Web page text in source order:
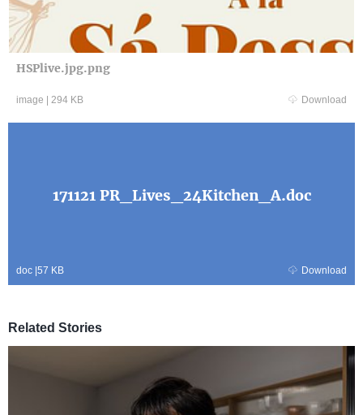
HSPlive.jpg.png
image | 294 KB Download
171121 PR_Lives_24Kitchen_A.doc
doc |57 KB Download
Related Stories